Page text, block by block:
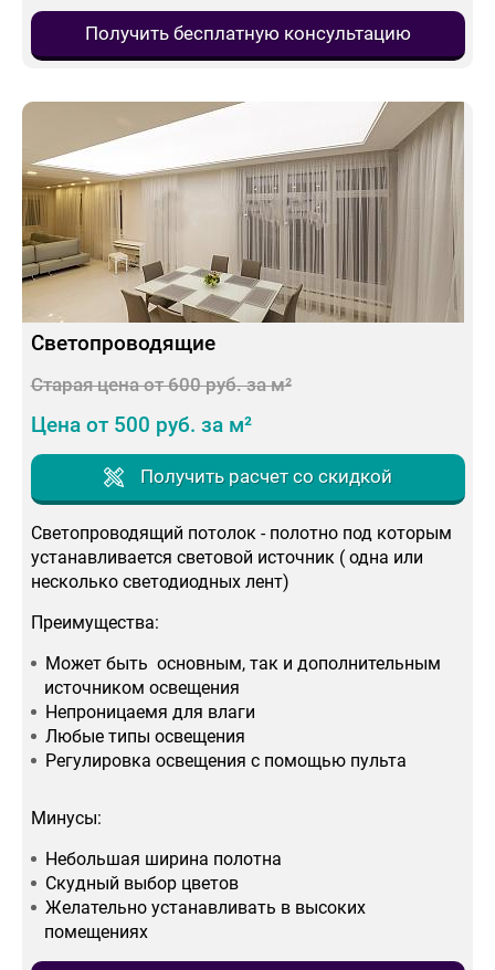
Получить бесплатную консультацию
Светопроводящие
Старая цена от 600 руб. за м²
Цена от 500 руб. за м²
Получить расчет со скидкой
Светопроводящий потолок - полотно под которым
устанавливается световой источник ( одна или
несколько светодиодных лент)
Преимущества:
Может быть основным, так и дополнительным
источником освещения
Непроницаемя для влаги
Любые типы освещения
Регулировка освещения с помощью пульта
Минусы:
Небольшая ширина полотна
Скудный выбор цветов
Желательно устанавливать в высоких
помещениях